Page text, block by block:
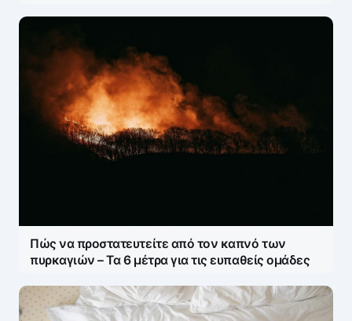
Πώς να προστατευτείτε από τον καπνό των
πυρκαγιών – Τα 6 μέτρα για τις ευπαθείς ομάδες